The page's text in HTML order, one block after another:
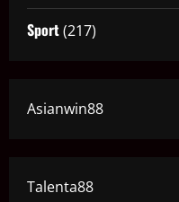
Sport(217)
Asianwin88
Talenta88